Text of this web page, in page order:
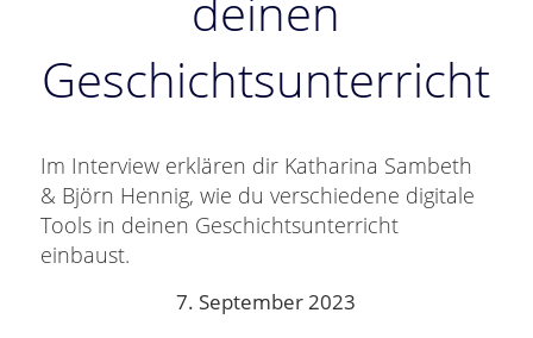
Geschichtsunterricht
Im Interview erklären dir Katharina Sambeth
& Björn Hennig, wie du verschiedene digitale
Tools in deinen Geschichtsunterricht
einbaust.
7. September 2023